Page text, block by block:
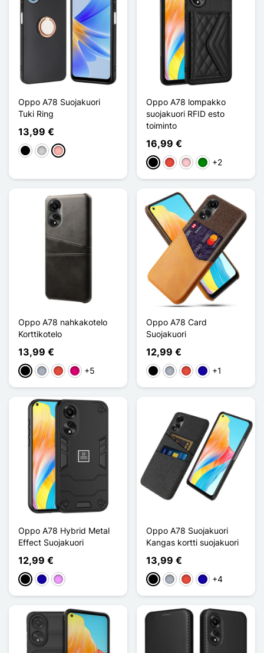
Oppo A78 Suojakuori
Tuki Ring
13,99 €
MustaArgentéOr Rose
Oppo A78 lompakko
suojakuori RFID esto
toiminto
16,99 €
MustaPunainen
PinkkiVihreä
+2
Oppo A78 nahkakotelo
Korttikotelo
13,99 €
MustaHarmaaPunainen
Magenta
+5
Oppo A78 Card
Suojakuori
12,99 €
MustaHarmaaPunainenBleu Foncé
+1
Oppo A78 Hybrid Metal
Effect Suojakuori
12,99 €
MustaBleu Foncé
Violet Clair
Oppo A78 Suojakuori
Kangas kortti suojakuori
13,99 €
MustaHarmaaPunainenBleu Foncé
+4